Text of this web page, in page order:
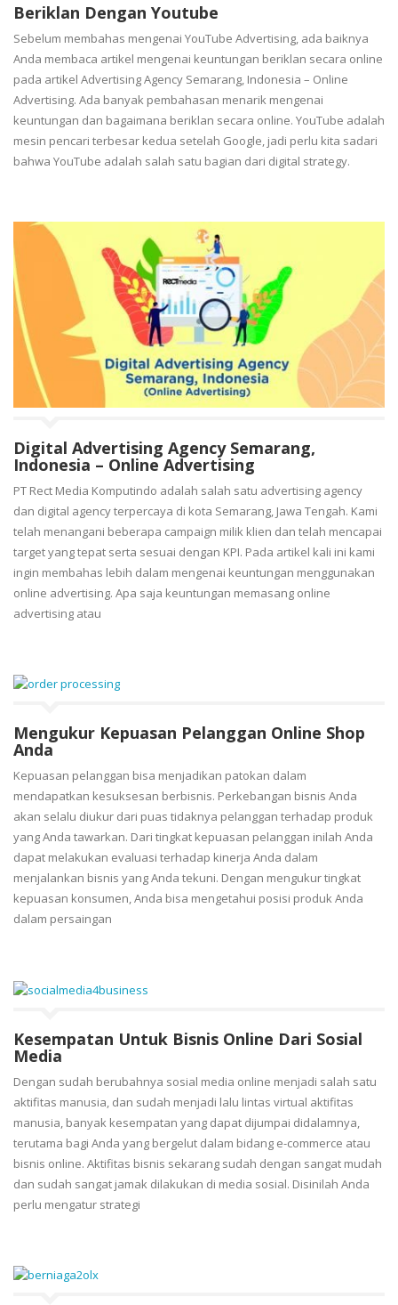
Beriklan Dengan Youtube
Sebelum membahas mengenai YouTube Advertising, ada baiknya
Anda membaca artikel mengenai keuntungan beriklan secara online
pada artikel Advertising Agency Semarang, Indonesia – Online
Advertising. Ada banyak pembahasan menarik mengenai
keuntungan dan bagaimana beriklan secara online. YouTube adalah
mesin pencari terbesar kedua setelah Google, jadi perlu kita sadari
bahwa YouTube adalah salah satu bagian dari digital strategy.
Digital Advertising Agency Semarang,
Indonesia – Online Advertising
PT Rect Media Komputindo adalah salah satu advertising agency
dan digital agency terpercaya di kota Semarang, Jawa Tengah. Kami
telah menangani beberapa campaign milik klien dan telah mencapai
target yang tepat serta sesuai dengan KPI. Pada artikel kali ini kami
ingin membahas lebih dalam mengenai keuntungan menggunakan
online advertising. Apa saja keuntungan memasang online
advertising atau
Mengukur Kepuasan Pelanggan Online Shop
Anda
Kepuasan pelanggan bisa menjadikan patokan dalam
mendapatkan kesuksesan berbisnis. Perkebangan bisnis Anda
akan selalu diukur dari puas tidaknya pelanggan terhadap produk
yang Anda tawarkan. Dari tingkat kepuasan pelanggan inilah Anda
dapat melakukan evaluasi terhadap kinerja Anda dalam
menjalankan bisnis yang Anda tekuni. Dengan mengukur tingkat
kepuasan konsumen, Anda bisa mengetahui posisi produk Anda
dalam persaingan
Kesempatan Untuk Bisnis Online Dari Sosial
Media
Dengan sudah berubahnya sosial media online menjadi salah satu
aktifitas manusia, dan sudah menjadi lalu lintas virtual aktifitas
manusia, banyak kesempatan yang dapat dijumpai didalamnya,
terutama bagi Anda yang bergelut dalam bidang e-commerce atau
bisnis online. Aktifitas bisnis sekarang sudah dengan sangat mudah
dan sudah sangat jamak dilakukan di media sosial. Disinilah Anda
perlu mengatur strategi